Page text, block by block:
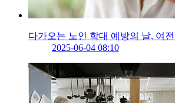
다가오는 노인 학대 예방의 날, 여
2025-06-04 08:10